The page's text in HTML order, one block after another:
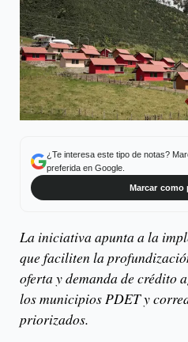
¿Te interesa este tipo de notas?
preferida en Google.
Marcar como
La iniciativa apunta a la
que faciliten la
oferta y demanda de crédito
los municipios PDET y
priorizados.